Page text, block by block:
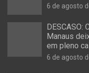
6 de agosto
DESCASO:
Manaus
em pleno
6 de agosto